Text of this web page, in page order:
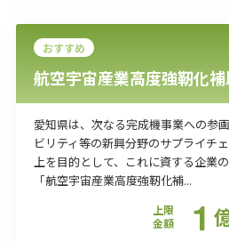
おすすめ
航空宇宙産業高度強靭化
愛知県は、次なる完成機事業への参
ビリティ等の新興分野のサプライチ
上を目的として、これに資する企業
「航空宇宙産業高度強靭化補...
上限
金額
1